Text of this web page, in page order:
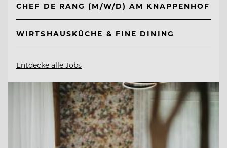
CHEF DE RANG (M/W/D) AM KNAPPENHOF
WIRTSHAUSKÜCHE & FINE DINING
Entdecke alle Jobs